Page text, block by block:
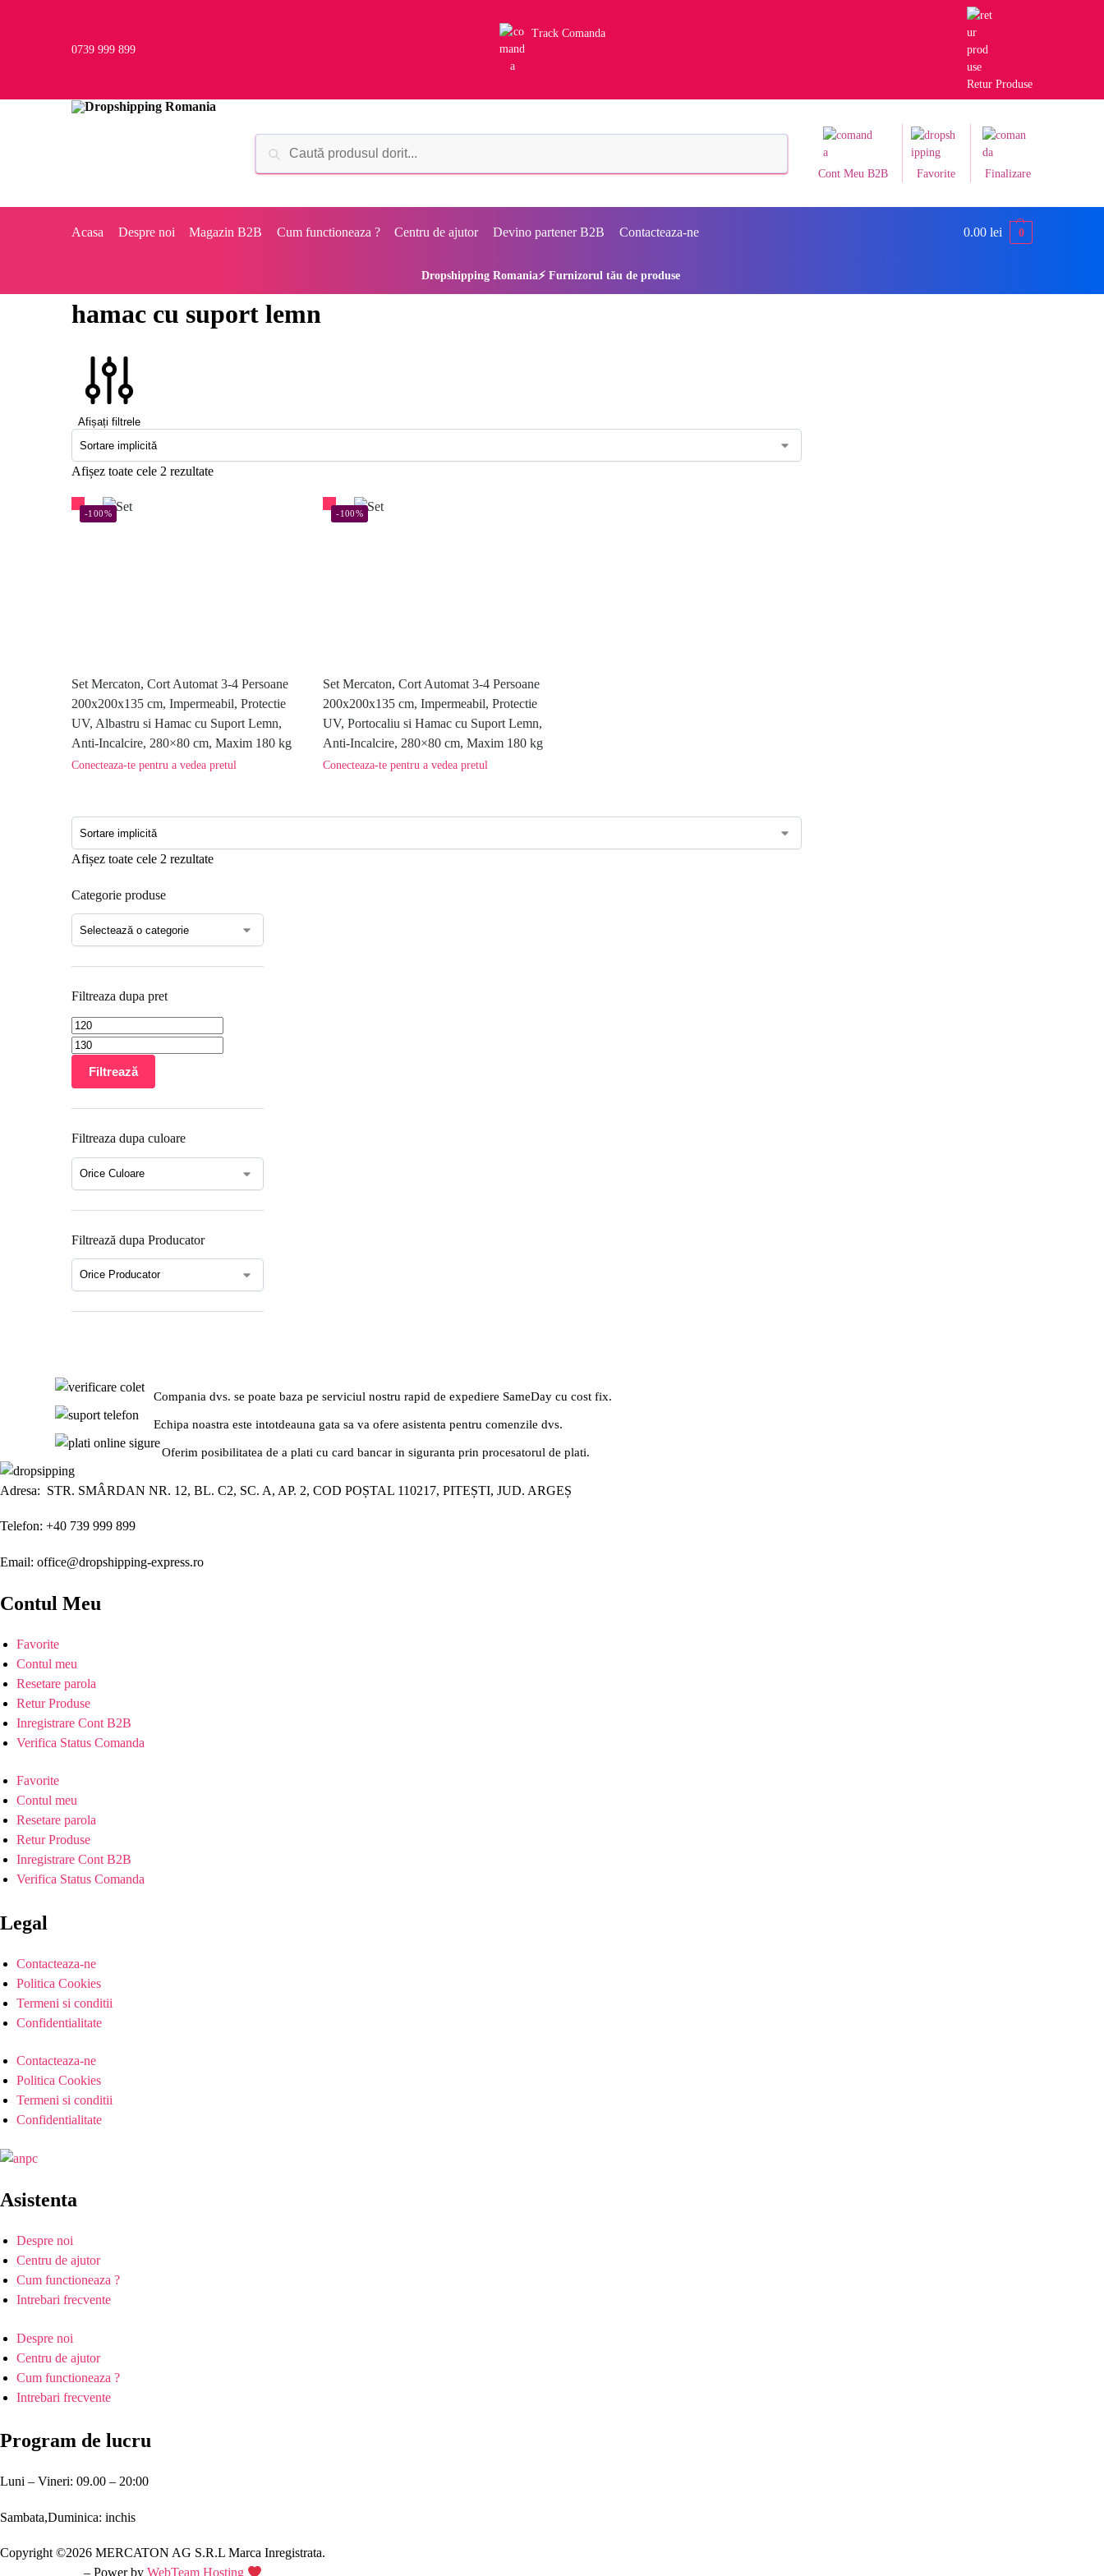
0739 999 899
Track Comanda
Retur Produse
Cont Meu B2B Favorite Finalizare
Acasa Despre noi Magazin B2B Cum functioneaza ? Centru de ajutor Devino partener B2B Contacteaza-ne 0.00 lei 0
Dropshipping Romania⚡ Furnizorul tău de produse
hamac cu suport lemn
Afișați filtrele
Afișez toate cele 2 rezultate
-100%
Set Mercaton, Cort Automat 3-4 Persoane
200x200x135 cm, Impermeabil, Protectie
UV, Albastru si Hamac cu Suport Lemn,
Anti-Incalcire, 280×80 cm, Maxim 180 kg
Conecteaza-te pentru a vedea pretul
-100%
Set Mercaton, Cort Automat 3-4 Persoane
200x200x135 cm, Impermeabil, Protectie
UV, Portocaliu si Hamac cu Suport Lemn,
Anti-Incalcire, 280×80 cm, Maxim 180 kg
Conecteaza-te pentru a vedea pretul
Afișez toate cele 2 rezultate
Categorie produse
Filtreaza dupa pret
Filtrează
Filtreaza dupa culoare
Filtrează dupa Producator
Compania dvs. se poate baza pe serviciul nostru rapid de expediere SameDay cu cost fix.
Echipa noastra este intotdeauna gata sa va ofere asistenta pentru comenzile dvs.
Oferim posibilitatea de a plati cu card bancar in siguranta prin procesatorul de plati.
Adresa: STR. SMÂRDAN NR. 12, BL. C2, SC. A, AP. 2, COD POȘTAL 110217, PITEȘTI, JUD. ARGEȘ
Telefon: +40 739 999 899
Email: office@dropshipping-express.ro
Contul Meu
Favorite
Contul meu
Resetare parola
Retur Produse
Inregistrare Cont B2B
Verifica Status Comanda
Favorite
Contul meu
Resetare parola
Retur Produse
Inregistrare Cont B2B
Verifica Status Comanda
Legal
Contacteaza-ne
Politica Cookies
Termeni si conditii
Confidentialitate
Contacteaza-ne
Politica Cookies
Termeni si conditii
Confidentialitate
Asistenta
Despre noi
Centru de ajutor
Cum functioneaza ?
Intrebari frecvente
Despre noi
Centru de ajutor
Cum functioneaza ?
Intrebari frecvente
Program de lucru
Luni – Vineri: 09.00 – 20:00
Sambata,Duminica: inchis
Copyright ©2026 MERCATON AG S.R.L Marca Inregistrata.
– Power by WebTeam Hosting